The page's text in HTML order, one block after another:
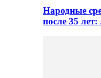
Народные
после 35